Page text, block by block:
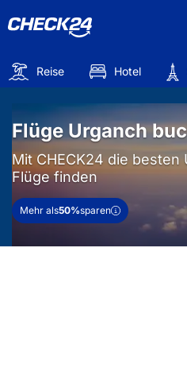
Reise Hotel
Flüge Urganch
Mit CHECK24 die besten
Flüge finden
Mehr als50%sparen